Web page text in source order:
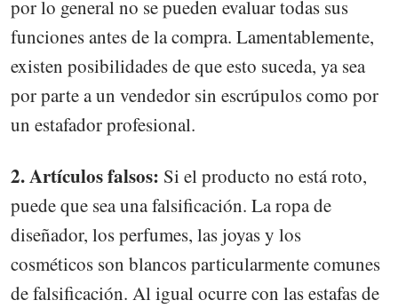
por lo general no se pueden evaluar todas sus
funciones antes de la compra. Lamentablemente,
existen posibilidades de que esto suceda, ya sea
por parte a un vendedor sin escrúpulos como por
un estafador profesional.
2. Artículos falsos: Si el producto no está roto,
puede que sea una falsificación. La ropa de
diseñador, los perfumes, las joyas y los
cosméticos son blancos particularmente comunes
de falsificación. Al igual ocurre con las estafas de